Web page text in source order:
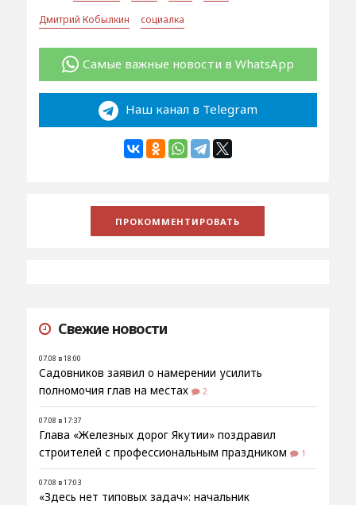
Дмитрий Кобылкин
социалка
Самые важные новости в WhatsApp
Наш канал в Telegram
Свежие новости
07.08 в 18:00
Садовников заявил о намерении усилить
полномочия глав на местах
2
07.08 в 17:37
Глава «Железных дорог Якутии» поздравил
строителей с профессиональным праздником
1
07.08 в 17:03
«Здесь нет типовых задач»: начальник